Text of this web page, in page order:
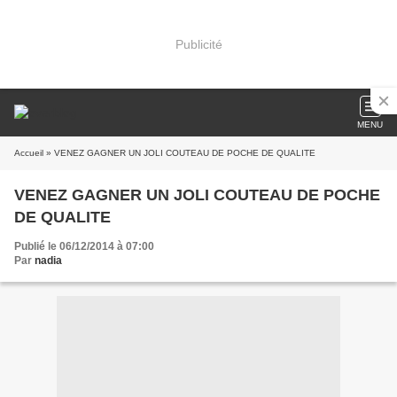
Publicité
MENU
Accueil » VENEZ GAGNER UN JOLI COUTEAU DE POCHE DE QUALITE
VENEZ GAGNER UN JOLI COUTEAU DE POCHE
DE QUALITE
Publié le 06/12/2014 à 07:00
Par nadia